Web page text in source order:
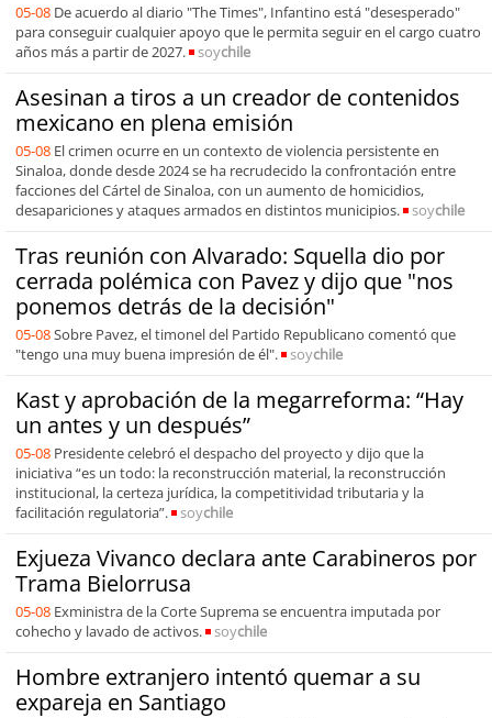
05-08 De acuerdo al diario "The Times", Infantino está "desesperado"
para conseguir cualquier apoyo que le permita seguir en el cargo cuatro
años más a partir de 2027.
soychile
Asesinan a tiros a un creador de contenidos
mexicano en plena emisión
05-08 El crimen ocurre en un contexto de violencia persistente en
Sinaloa, donde desde 2024 se ha recrudecido la confrontación entre
facciones del Cártel de Sinaloa, con un aumento de homicidios,
desapariciones y ataques armados en distintos municipios.
soychile
Tras reunión con Alvarado: Squella dio por
cerrada polémica con Pavez y dijo que "nos
ponemos detrás de la decisión"
05-08Sobre Pavez, el timonel del Partido Republicano comentó que
"tengo una muy buena impresión de él".
soychile
Kast y aprobación de la megarreforma: “Hay
un antes y un después”
05-08 Presidente celebró el despacho del proyecto y dijo que la
iniciativa “es un todo: la reconstrucción material, la reconstrucción
institucional, la certeza jurídica, la competitividad tributaria y la
facilitación regulatoria”.
soychile
Exjueza Vivanco declara ante Carabineros por
Trama Bielorrusa
05-08 Exministra de la Corte Suprema se encuentra imputada por
cohecho y lavado de activos.
soychile
Hombre extranjero intentó quemar a su
expareja en Santiago